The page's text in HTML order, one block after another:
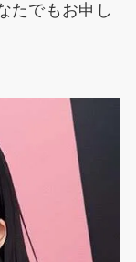
たでもお申し